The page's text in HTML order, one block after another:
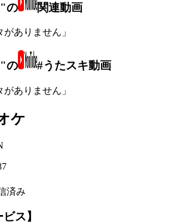
の 関連動画
がありません」
の #うたスキ動画
がありません」
ケ
済み
ス】